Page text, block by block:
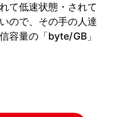
て低速状態・されて
ので、その手の人達
容量の「byte/GB」